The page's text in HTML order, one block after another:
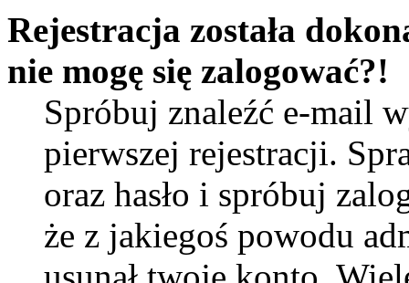
Rejestracja została
nie mogę się zalogować?!
Spróbuj znaleźć e-mail
pierwszej rejestracji.
oraz hasło i spróbuj
że z jakiegoś powodu